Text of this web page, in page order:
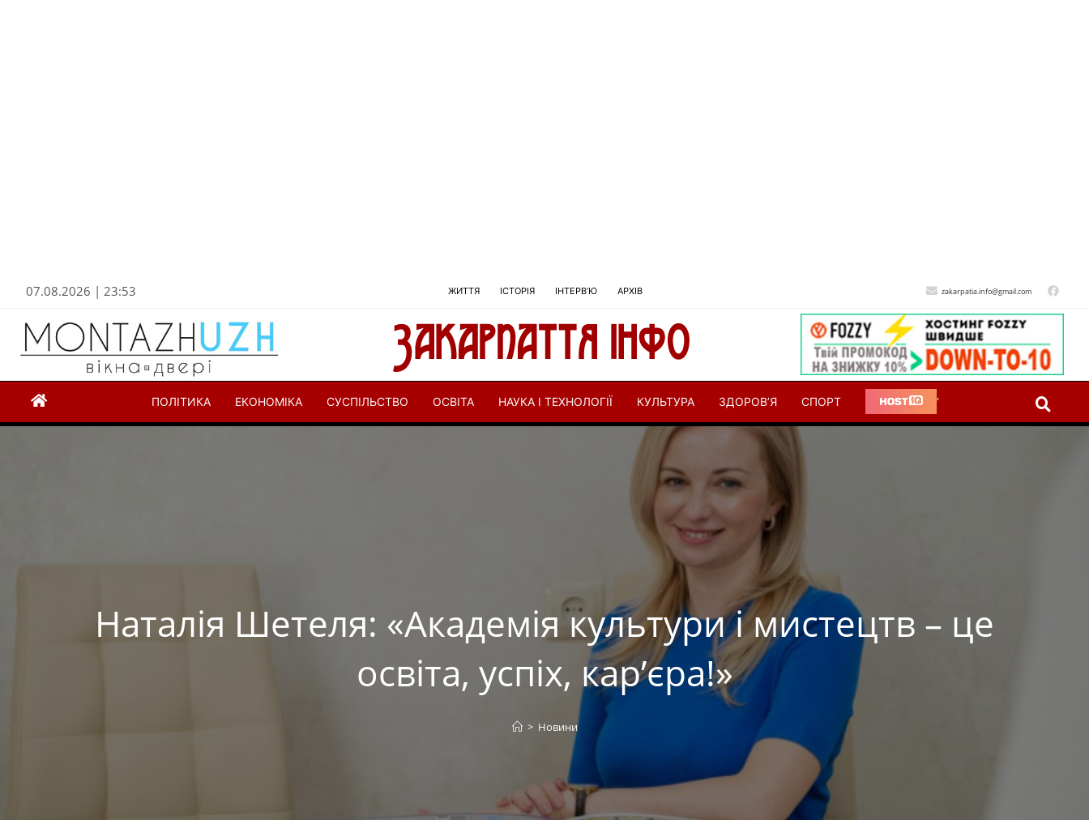
07.08.2026 | 23:53 ЖИТТЯ ІСТОРІЯ ІНТЕРВ’Ю АРХІВ zakarpatia.info@gmail.com
ПОЛІТИКА ЕКОНОМІКА СУСПІЛЬСТВО ОСВІТА НАУКА І ТЕХНОЛОГІЇ КУЛЬТУРА ЗДОРОВ’Я СПОРТ ‘
Наталія Шетеля: «Академія культури і мистецтв – це
освіта, успіх, кар’єра!»
> Новини